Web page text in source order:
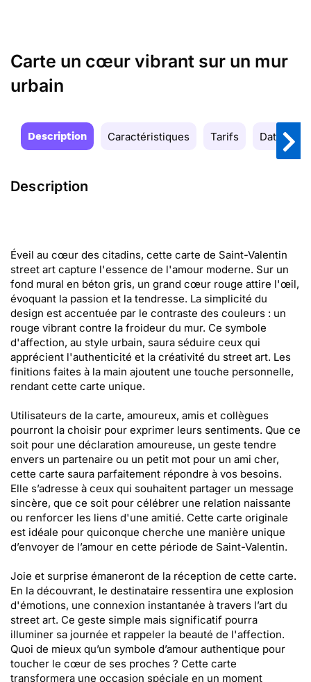
Carte un cœur vibrant sur un mur
urbain
Description Caractéristiques Tarifs Date de
Description
Éveil au cœur des citadins, cette carte de Saint-Valentin
street art capture l'essence de l'amour moderne. Sur un
fond mural en béton gris, un grand cœur rouge attire l'œil,
évoquant la passion et la tendresse. La simplicité du
design est accentuée par le contraste des couleurs : un
rouge vibrant contre la froideur du mur. Ce symbole
d'affection, au style urbain, saura séduire ceux qui
apprécient l'authenticité et la créativité du street art. Les
finitions faites à la main ajoutent une touche personnelle,
rendant cette carte unique.
Utilisateurs de la carte, amoureux, amis et collègues
pourront la choisir pour exprimer leurs sentiments. Que ce
soit pour une déclaration amoureuse, un geste tendre
envers un partenaire ou un petit mot pour un ami cher,
cette carte saura parfaitement répondre à vos besoins.
Elle s’adresse à ceux qui souhaitent partager un message
sincère, que ce soit pour célébrer une relation naissante
ou renforcer les liens d'une amitié. Cette carte originale
est idéale pour quiconque cherche une manière unique
d’envoyer de l’amour en cette période de Saint-Valentin.
Joie et surprise émaneront de la réception de cette carte.
En la découvrant, le destinataire ressentira une explosion
d'émotions, une connexion instantanée à travers l’art du
street art. Ce geste simple mais significatif pourra
illuminer sa journée et rappeler la beauté de l'affection.
Quoi de mieux qu’un symbole d’amour authentique pour
toucher le cœur de ses proches ? Cette carte
transformera une occasion spéciale en un moment